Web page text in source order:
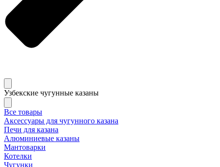
Узбекские чугунные казаны
Все товары
Аксессуары для чугунного казана
Печи для казана
Алюминиевые казаны
Мантоварки
Котелки
Чугунки